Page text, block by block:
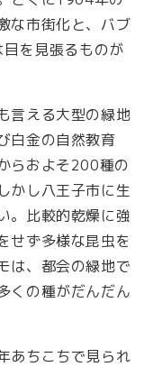
な市街化と、バブ
を見張るものが
言える大型の緑地
白金の自然教育
らおよそ200種の
かし八王子市に生
。比較的乾燥に強
せず多様な昆虫を
は、都会の緑地で
くの種がだんだん
あちこちで見られ